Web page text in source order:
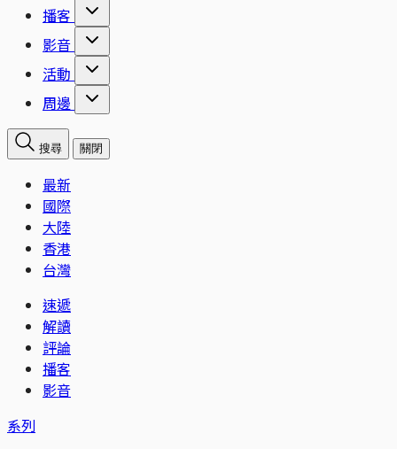
播客
影音
活動
周邊
搜尋 關閉
最新
國際
大陸
香港
台灣
速遞
解讀
評論
播客
影音
系列